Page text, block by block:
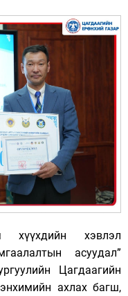
хүүхдийн хэвлэл
асуудал”
Цагдаагийн
ахлах багш,